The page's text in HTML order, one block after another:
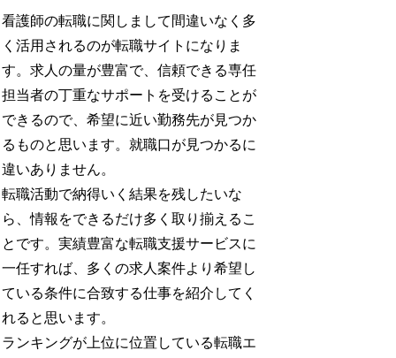
看護師の転職に関しまして間違いなく多
く活用されるのが転職サイトになりま
す。求人の量が豊富で、信頼できる専任
担当者の丁重なサポートを受けることが
できるので、希望に近い勤務先が見つか
るものと思います。就職口が見つかるに
違いありません。
転職活動で納得いく結果を残したいな
ら、情報をできるだけ多く取り揃えるこ
とです。実績豊富な転職支援サービスに
一任すれば、多くの求人案件より希望し
ている条件に合致する仕事を紹介してく
れると思います。
ランキングが上位に位置している転職エ